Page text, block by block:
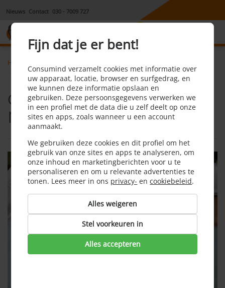
Nieuws Contact 030 - 7009 727
Home
Overname Tele2 door T-Mobile definitief door
Overname Tele2 door T-
Mobile definitief door
Fijn dat je er bent!
Consumind verzamelt cookies met informatie over
uw apparaat, locatie, browser en surfgedrag, en
we kunnen deze informatie opslaan en
gebruiken. Deze persoonsgegevens verwerken we
in een profiel met de data die u zelf deelt op onze
sites en apps, zoals wanneer u een account
aanmaakt.
We gebruiken deze cookies en dit profiel om het
gebruik van onze sites en apps te analyseren, om
onze inhoud en marketingberichten voor u te
personaliseren en om u relevante advertenties te
tonen. Lees meer in ons privacy- encookiebeleid.
Alles weigeren
Stel voorkeuren in
Alles accepteren